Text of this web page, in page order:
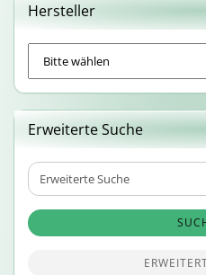
Hersteller
Erweiterte Suche
Erweiterte
Suche